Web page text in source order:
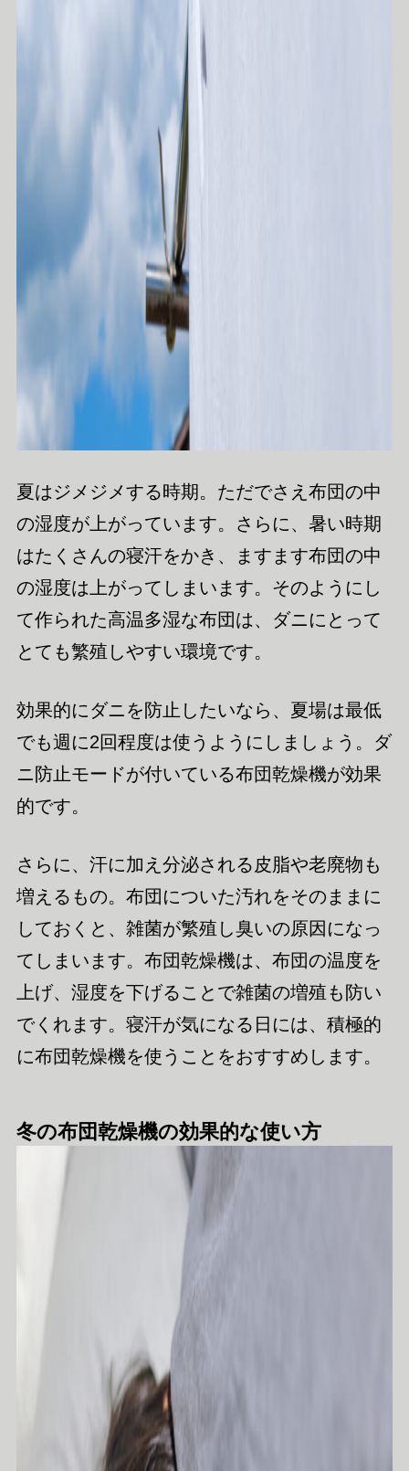
夏はジメジメする時期。ただでさえ布団の中
の湿度が上がっています。さらに、暑い時期
はたくさんの寝汗をかき、ますます布団の中
の湿度は上がってしまいます。そのようにし
て作られた高温多湿な布団は、ダニにとって
とても繁殖しやすい環境です。
効果的にダニを防止したいなら、夏場は最低
でも週に2回程度は使うようにしましょう。ダ
ニ防止モードが付いている布団乾燥機が効果
的です。
さらに、汗に加え分泌される皮脂や老廃物も
増えるもの。布団についた汚れをそのままに
しておくと、雑菌が繁殖し臭いの原因になっ
てしまいます。布団乾燥機は、布団の温度を
上げ、湿度を下げることで雑菌の増殖も防い
でくれます。寝汗が気になる日には、積極的
に布団乾燥機を使うことをおすすめします。
冬の布団乾燥機の効果的な使い方